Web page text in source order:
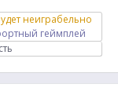
неиграбельно
геймплей